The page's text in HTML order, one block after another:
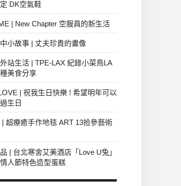
DK空氣鞋
| New Chapter 空服員的新生活
小故事 | 丈夫珍貴的畫像
站生活 | TPE-LAX 紀錄小菜鳥LA
美食分享
| 祝我生日快樂 ! 希望明年可以
生日
| 超療癒手作地毯 ART 13拾參藝術
| 台北寒舍艾美酒店「Love U兔」
人節特色造型蛋糕